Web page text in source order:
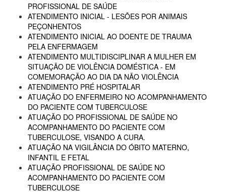
PROFISSIONAL DE SAÚDE
ATENDIMENTO INICIAL - LESÕES POR ANIMAIS
PEÇONHENTOS
ATENDIMENTO INICIAL AO DOENTE DE TRAUMA
PELA ENFERMAGEM
ATENDIMENTO MULTIDISCIPLINAR A MULHER EM
SITUAÇÃO DE VIOLÊNCIA DOMÉSTICA - EM
COMEMORAÇÃO AO DIA DA NÃO VIOLÊNCIA
ATENDIMENTO PRÉ HOSPITALAR
ATUAÇÃO DO ENFERMEIRO NO ACOMPANHAMENTO
DO PACIENTE COM TUBERCULOSE
ATUAÇÃO DO PROFISSIONAL DE SAÚDE NO
ACOMPANHAMENTO DO PACIENTE COM
TUBERCULOSE, VISANDO A CURA.
ATUAÇÃO NA VIGILÂNCIA DO ÓBITO MATERNO,
INFANTIL E FETAL
ATUAÇÃO PROFISSIONAL DE SAÚDE NO
ACOMPANHAMENTO DO PACIENTE COM
TUBERCULOSE